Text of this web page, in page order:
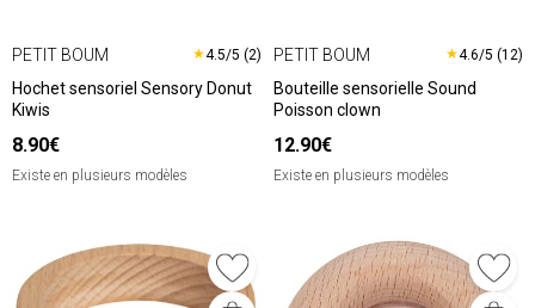
PETIT BOUM ★4.5/5 (2)
Hochet sensoriel Sensory Donut
Kiwis
8.90€
Existe en plusieurs modèles
PETIT BOUM ★4.6/5 (12)
Bouteille sensorielle Sound
Poisson clown
12.90€
Existe en plusieurs modèles